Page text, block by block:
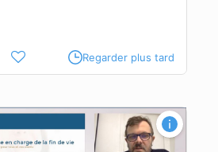
Regarder plus tard